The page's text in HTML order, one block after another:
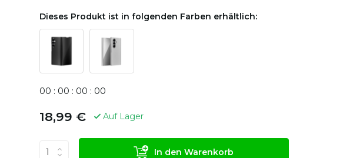
Dieses Produkt ist in folgenden Farben erhältlich:
00 : 00 : 00 : 00
18,99 € Auf Lager
In den Warenkorb